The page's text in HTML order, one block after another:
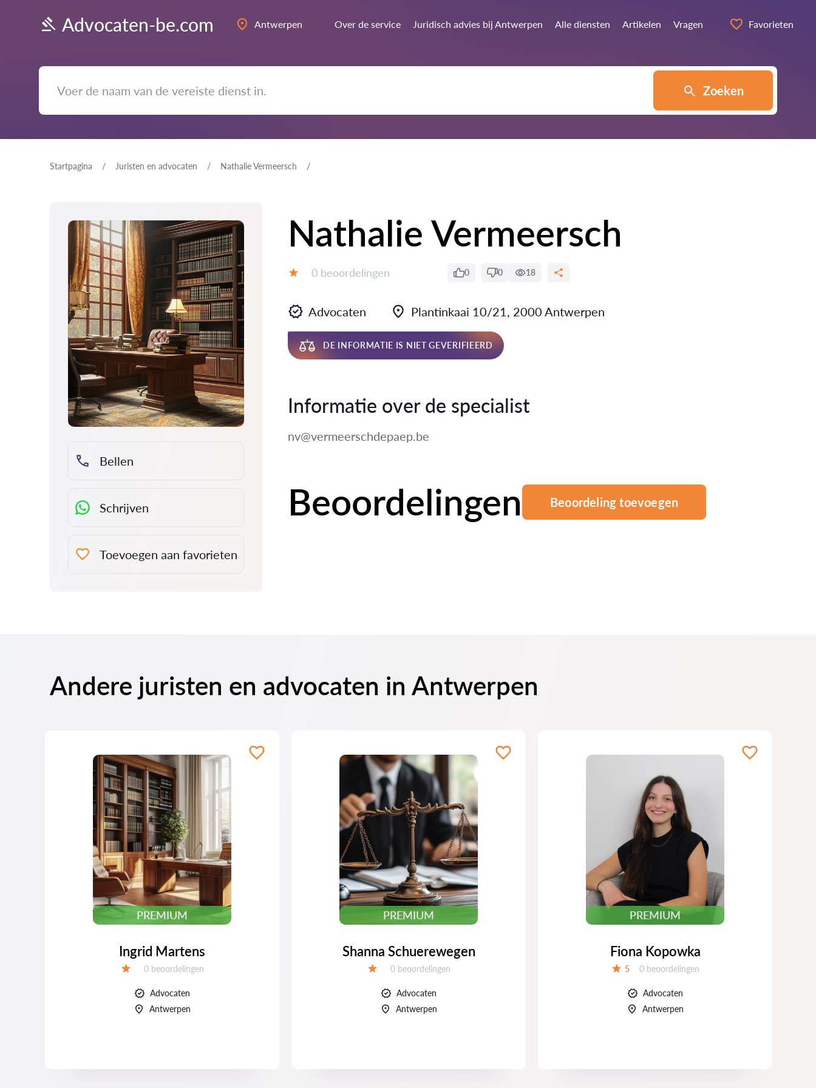
Advocaten-be.com Antwerpen Over de service Juridisch advies bij Antwerpen Alle diensten Artikelen Vragen Favorieten
Zoeken
Startpagina Juristen en advocaten Nathalie Vermeersch
Bellen
Schrijven
Toevoegen aan favorieten
Nathalie Vermeersch
Beoordelingen:
0 beoordelingen 0 0 18
Advocaten Plantinkaai 10/21, 2000 Antwerpen
DE INFORMATIE IS NIET GEVERIFIEERD
Informatie over de specialist
nv@vermeerschdepaep.be
Beoordelingen Beoordeling toevoegen
Andere juristen en advocaten in Antwerpen
PREMIUM
Ingrid Martens
Beoordelingen:
0 beoordelingen
Advocaten
Antwerpen
PREMIUM
Shanna Schuerewegen
Beoordelingen:
0 beoordelingen
Advocaten
Antwerpen
PREMIUM
Fiona Kopowka
5 Beoordelingen:
0 beoordelingen
Advocaten
Antwerpen